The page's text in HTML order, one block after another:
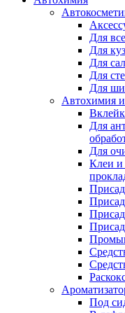
Для
Для
Для
Для
Для
Автохимия
Для
Для
Клеи и
Под